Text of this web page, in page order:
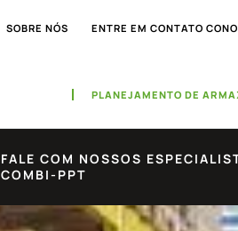
SOBRE NÓS ENTRE EM CONTATO
PLANEJAMENTO DE
FALE COM NOSSOS
COMBI-PPT